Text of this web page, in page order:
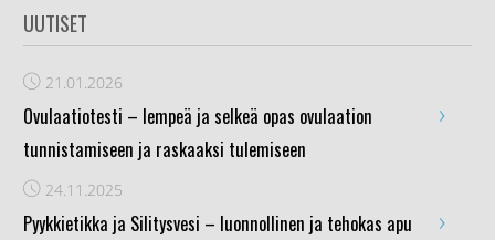
UUTISET
21.01.2026
Ovulaatiotesti – lempeä ja selkeä opas ovulaation
tunnistamiseen ja raskaaksi tulemiseen
›
24.11.2025
Pyykkietikka ja Silitysvesi – luonnollinen ja tehokas apu
›